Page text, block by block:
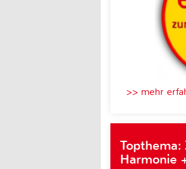
>> mehr
Topthema:
Harmonie